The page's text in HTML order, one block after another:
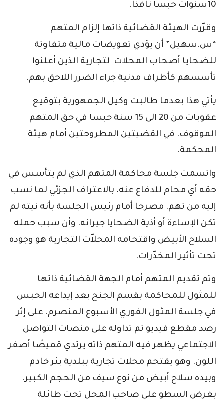
10سنوات حبساً نافذاً.
وقرّرت الهيئة القضائية ذاتها إلزام المتهم
“س.سهيل” أن يؤدي تعويضات مالية متفاوتة
للضحايا أصحاب المحلات التجارية الذين أعلنوا
تأسسهم كأطراف مدنية جراء الضرر اللاحق بهم.
يأتي هذا بعدما طالبت وكيل الجمهورية بتوقيع
عقوبات من 20 الى 15 سنة حبسا في حق المتهم
الموقوف. في القضيتين المطروحتين أمام هيئة
المحكمة.
واتسمت جلسة محاكمة المتهم الذي لم يتأسس في
حقه أي محام للدفاع عنه، بالاعتراف الجزئي لما نسب
إليه من تهم. مصرحا أمام رئيس الجلسة بأنه نيته لم
تكن الإساءة أو أذية الضحايا جيرانه. وأن سبب حمله
السلاح الأبيض واقتحامه المحلاّت التجارية هو وجوده
تحت تأثير المخدّرات.
وتم تقديم المتهم أمام الجهة القضائية ذاتها
للمثول للمحاكمة بقسم الجنح بعد إيداعه الحبس
في جلسة المثول الفوري الأسبوع المنصرم. على إثر
رصد مقطع فيديو تم تداوله على منصات التواصل
الاجتماعي يظهر فيه المتهم ذاته يرتدي قميصًا أصفر
اللون. وهو يقتحم محلات تجارية ببلدية بئر خادم
وبيده سلاح أبيض من نوع سيف من الحجم الكبير.
بغرض السطو على صاحب المحل تحت طائلة